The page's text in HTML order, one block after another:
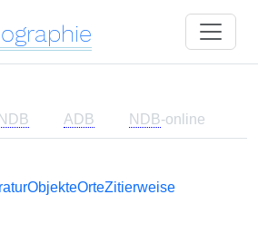
NDB ADB NDB-online
ObjekteOrteZitierweise